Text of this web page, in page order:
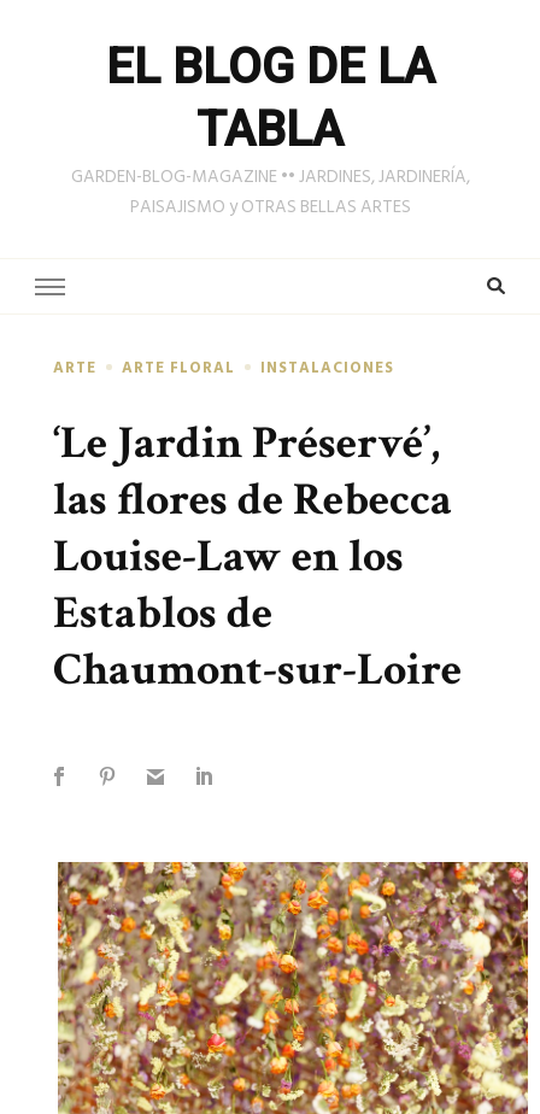
EL BLOG DE LA
TABLA
GARDEN-BLOG-MAGAZINE •• JARDINES, JARDINERÍA,
PAISAJISMO y OTRAS BELLAS ARTES
ARTE ARTE FLORAL INSTALACIONES
‘Le Jardin Préservé’,
las flores de Rebecca
Louise-Law en los
Establos de
Chaumont-sur-Loire